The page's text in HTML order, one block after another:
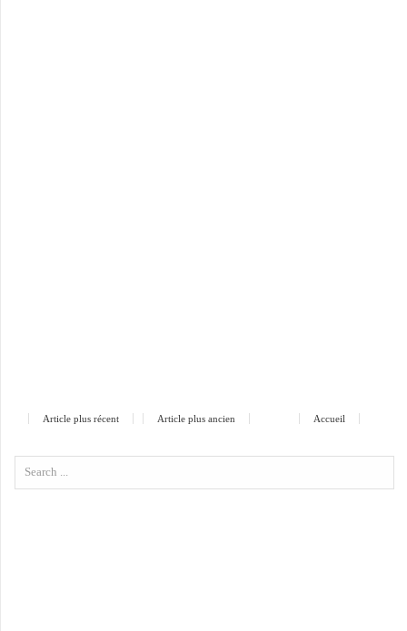
Article plus récent Article plus ancien Accueil